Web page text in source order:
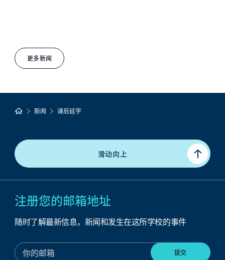
更多新闻
新闻 课后延学
滑动向上
注册您的邮箱地址
随时了解最新信息，新闻和发生在这所学校的事件